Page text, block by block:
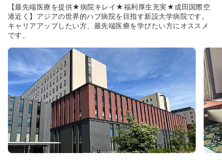
ダ・ビンチはもちろん、アンギオシステムやトモセラピー
等も揃えております。
◆キャリアラダー制を採用しており、自身の成長具合によ
って技術を高める事が可能です。
しく様々なバックグラウンドを持った看護師様が集まって
おります。
≪整った環境で勤務することが可能です≫
◆院内は新しくとても綺麗でホテルを思わせる内装です。
また空港にも近いため、利便性も高く地方から転居されて
くる方も地元に帰りやすい立地です。
≪グーローバルな環境で働きたい方にも◎！国内だけでは
なく、世界各国の患者様を対応します≫
◆一日最大200名の人間ドックに対応可能な日本最大級の
予防医学センターでは、海外からの受診者も積極的に受け
【最先端医療を提供★病院キレイ★福利厚生充実★成田国際空
港近く】アジアの世界的ハブ病院を目指す新設大学病院です。
キャリアアップしたい方、最先端医療を学びたい方にオススメ
です。